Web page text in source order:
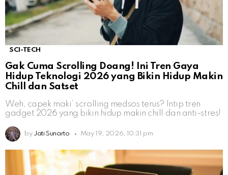
SCI-TECH
Gak Cuma Scrolling Doang! Ini Tren Gaya
Hidup Teknologi 2026 yang Bikin Hidup Makin
Chill dan Satset
Weh, capek maki’ scrolling medsos terus? Intip tren
gadget 2026 yang bikin hidup makin chill dan anti-stres!
by Jati Sunarto May 19, 2026, 10:31 pm